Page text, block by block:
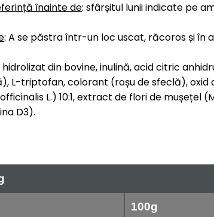
înainte de: sfârșitul lunii indicate pe
: A se păstra într-un loc uscat, răcoros și în
hidrolizat din bovine, inulină, acid citric
L-triptofan, colorant (roșu de sfeclă),
L.) 10:1, extract de flori de mușețel
D3).
100g